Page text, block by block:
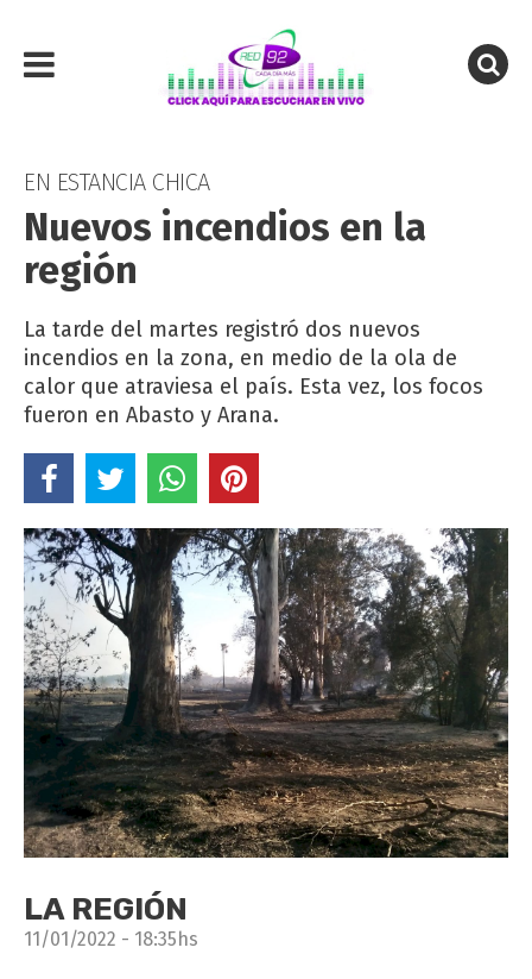
EN ESTANCIA CHICA
Nuevos incendios en la
región
La tarde del martes registró dos nuevos
incendios en la zona, en medio de la ola de
calor que atraviesa el país. Esta vez, los focos
fueron en Abasto y Arana.
LA REGIÓN
11/01/2022 - 18:35hs